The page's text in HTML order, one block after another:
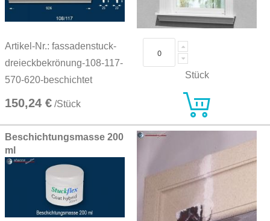
Artikel-Nr.: fassadenstuck-
dreieckbekrönung-108-117-
570-620-beschichtet
150,24 € /Stück
Stück
Beschichtungsmasse 200
ml